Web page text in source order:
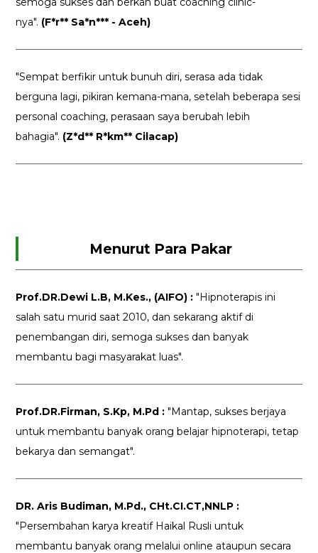
nya". (F*r** Sa*n*** - Aceh)
"Sempat berfikir untuk bunuh diri, serasa ada tidak
berguna lagi, pikiran kemana-mana, setelah beberapa sesi
personal coaching, perasaan saya berubah lebih
bahagia". (Z*d** R*km** Cilacap)
Menurut Para Pakar
Prof.DR.Dewi L.B, M.Kes., (AIFO) :"Hipnoterapis ini
salah satu murid saat 2010, dan sekarang aktif di
penembangan diri, semoga sukses dan banyak
membantu bagi masyarakat luas".
Prof.DR.Firman, S.Kp, M.Pd : "Mantap, sukses berjaya
untuk membantu banyak orang belajar hipnoterapi, tetap
bekarya dan semangat".
DR. Aris Budiman, M.Pd., CHt.CI.CT,NNLP :
"Persembahan karya kreatif Haikal Rusli untuk
membantu banyak orang melalui online ataupun secara